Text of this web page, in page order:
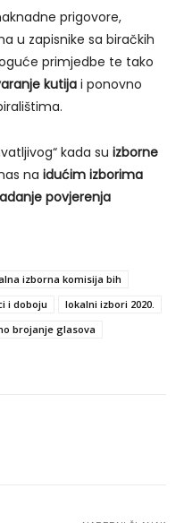
prigovore,
u zapisnike sa biračkih
primjedbe te tako
kutija i ponovno
kada su izborne
na idućim izborima
povjerenja
izborna komisija bih
i doboju
lokalni izbori 2020.
brojanje glasova